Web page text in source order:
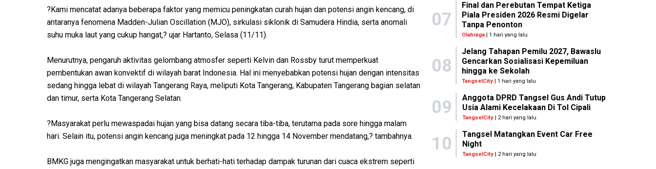
?Kami mencatat adanya beberapa faktor yang memicu peningkatan curah hujan dan potensi angin kencang, di
antaranya fenomena Madden-Julian Oscillation (MJO), sirkulasi siklonik di Samudera Hindia, serta anomali
suhu muka laut yang cukup hangat,? ujar Hartanto, Selasa (11/11).
Menurutnya, pengaruh aktivitas gelombang atmosfer seperti Kelvin dan Rossby turut memperkuat
pembentukan awan konvektif di wilayah barat Indonesia. Hal ini menyebabkan potensi hujan dengan intensitas
sedang hingga lebat di wilayah Tangerang Raya, meliputi Kota Tangerang, Kabupaten Tangerang bagian selatan
dan timur, serta Kota Tangerang Selatan.
?Masyarakat perlu mewaspadai hujan yang bisa datang secara tiba-tiba, terutama pada sore hingga malam
hari. Selain itu, potensi angin kencang juga meningkat pada 12 hingga 14 November mendatang,? tambahnya.
BMKG juga mengingatkan masyarakat untuk berhati-hati terhadap dampak turunan dari cuaca ekstrem seperti
07
Final dan Perebutan Tempat Ketiga
Piala Presiden 2026 Resmi Digelar
Tanpa Penonton
Olahraga | 1 hari yang lalu
08
Jelang Tahapan Pemilu 2027, Bawaslu
Gencarkan Sosialisasi Kepemiluan
hingga ke Sekolah
TangselCity | 1 hari yang lalu
09
Anggota DPRD Tangsel Gus Andi Tutup
Usia Alami Kecelakaan Di Tol Cipali
TangselCity| 2 hari yang lalu
10
Tangsel Matangkan Event Car Free
Night
TangselCity| 2 hari yang lalu